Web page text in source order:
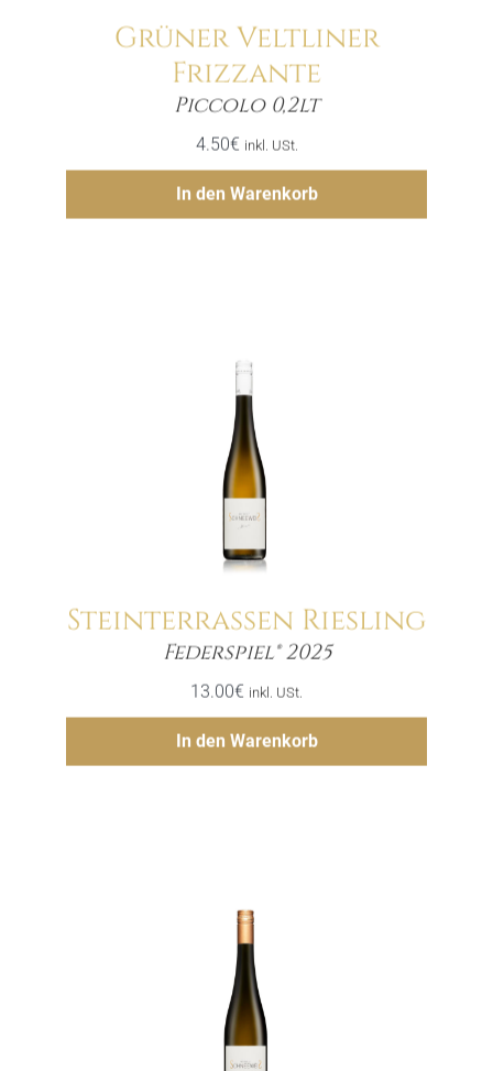
Grüner Veltliner
Frizzante
Piccolo 0,2lt
4.50€ inkl. USt.
In den Warenkorb
Menge
Hinzufügen
Steinterrassen Riesling
Federspiel® 2025
13.00€ inkl. USt.
In den Warenkorb
Menge
Hinzufügen